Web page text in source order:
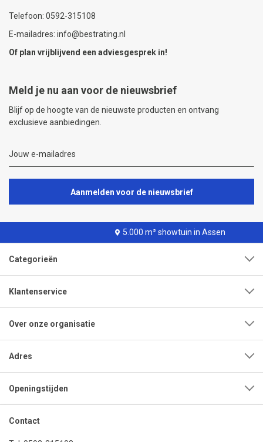
Telefoon: 0592-315108
E-mailadres: info@bestrating.nl
Of plan vrijblijvend een adviesgesprek in!
Meld je nu aan voor de nieuwsbrief
Blijf op de hoogte van de nieuwste producten en ontvang
exclusieve aanbiedingen.
Aanmelden voor de nieuwsbrief
5.000 m² showtuin in Assen
Categorieën
Klantenservice
Over onze organisatie
Adres
Openingstijden
Contact